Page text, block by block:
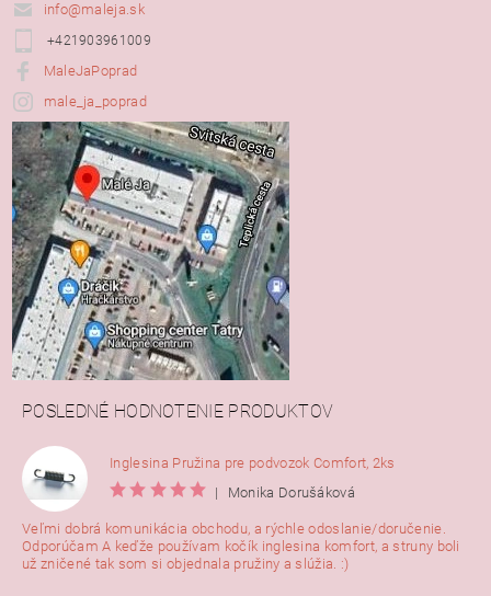
info@maleja.sk
+421903961009
MaleJaPoprad
male_ja_poprad
POSLEDNÉ HODNOTENIE PRODUKTOV
Inglesina Pružina pre podvozok Comfort, 2ks
|
Monika Dorušáková
Veľmi dobrá komunikácia obchodu, a rýchle odoslanie/doručenie.
Odporúčam A keďže používam kočík inglesina komfort, a struny boli
už zničené tak som si objednala pružiny a slúžia. :)